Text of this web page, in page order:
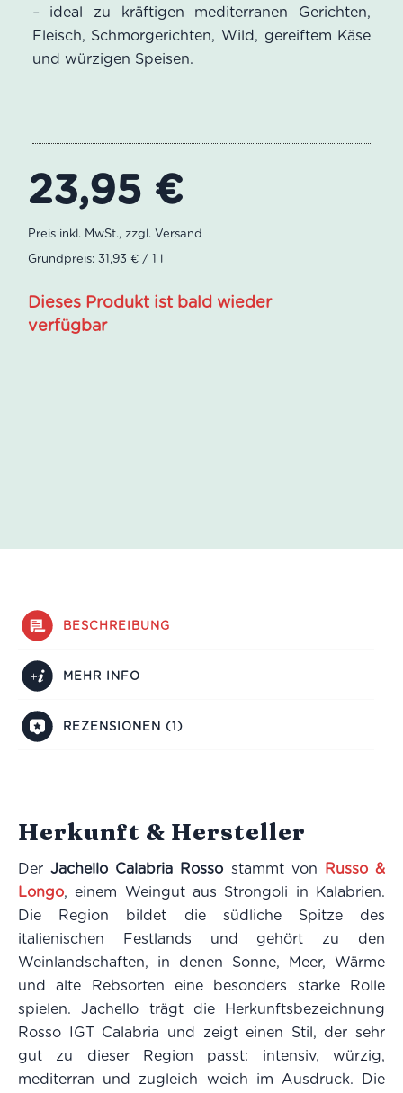
– ideal zu kräftigen mediterranen Gerichten,
Fleisch, Schmorgerichten, Wild, gereiftem Käse
und würzigen Speisen.
23,95 €
Grundpreis: 31,93 € / 1 l
Dieses Produkt ist bald wieder
verfügbar
BESCHREIBUNG
MEHR INFO
REZENSIONEN (1)
Herkunft & Hersteller
DerJachello Calabria Rosso stammt von Russo &
Longo, einem Weingut aus Strongoli in Kalabrien.
Die Region bildet die südliche Spitze des
italienischen Festlands und gehört zu den
Weinlandschaften, in denen Sonne, Meer, Wärme
und alte Rebsorten eine besonders starke Rolle
spielen. Jachello trägt die Herkunftsbezeichnung
Rosso IGT Calabria und zeigt einen Stil, der sehr
gut zu dieser Region passt: intensiv, würzig,
mediterran und zugleich weich im Ausdruck. Die